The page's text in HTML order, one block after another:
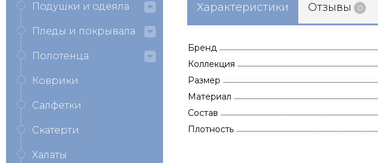
Характеристики Отзывы 0
Бренд
Коллекция
Размер
Материал
Состав
Плотность
Подушки и одеяла
Пледы и покрывала
Полотенца
Коврики
Салфетки
Скатерти
Халаты